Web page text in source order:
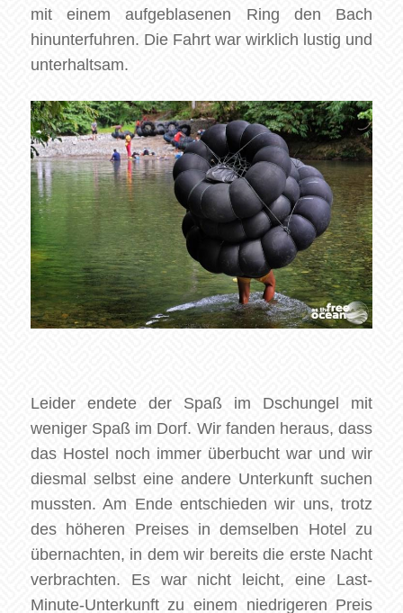
mit einem aufgeblasenen Ring den Bach
hinunterfuhren. Die Fahrt war wirklich lustig und
unterhaltsam.
Leider endete der Spaß im Dschungel mit
weniger Spaß im Dorf. Wir fanden heraus, dass
das Hostel noch immer überbucht war und wir
diesmal selbst eine andere Unterkunft suchen
mussten. Am Ende entschieden wir uns, trotz
des höheren Preises in demselben Hotel zu
übernachten, in dem wir bereits die erste Nacht
verbrachten. Es war nicht leicht, eine Last-
Minute-Unterkunft zu einem niedrigeren Preis